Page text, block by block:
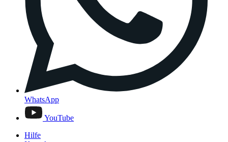
WhatsApp
YouTube
Hilfe